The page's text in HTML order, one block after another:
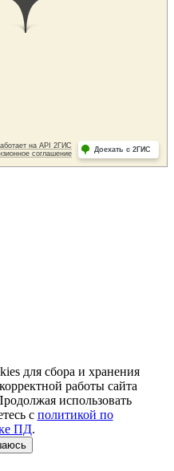
для сбора и хранения
работы сайта
использовать
с политикой по
ПД.